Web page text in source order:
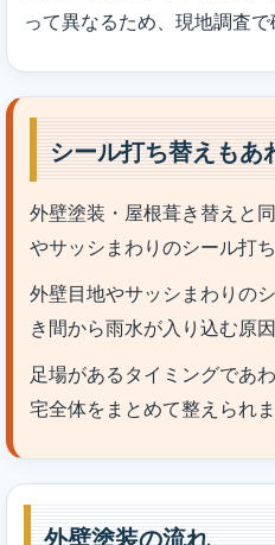
って異なるため、現地調査で
シール打ち替えもあ
外壁塗装・屋根葺き替えと
やサッシまわりのシール打
外壁目地やサッシまわりの
き間から雨水が入り込む原
足場があるタイミングであ
宅全体をまとめて整えられま
外壁塗装の流れ